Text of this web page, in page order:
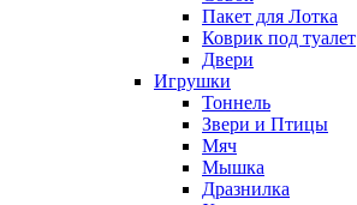
Пакет для Лотка
Коврик под туалет
Двери
Игрушки
Тоннель
Звери и Птицы
Мяч
Мышка
Дразнилка